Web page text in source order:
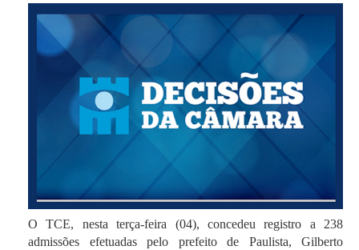
O TCE, nesta terça-feira (04), concedeu registro a 238
admissões efetuadas pelo prefeito de Paulista, Gilberto